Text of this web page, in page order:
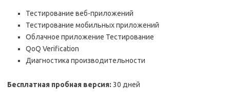
Тестирование веб-приложений
Тестирование мобильных приложений
Облачное приложение Тестирование
QoQ Verification
Диагностика производительности
Бесплатная пробная версия: 30 дней